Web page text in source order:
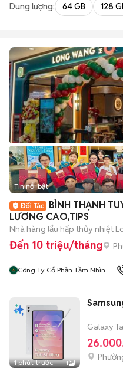
Dung lượng: 64 GB 128
Tin nổi bật
BÌNH THẠNH
LƯƠNG CAO,TIPS
Nhà hàng lẩu hấp thủy nhiệt
Đến 10 triệu/tháng
Công Ty Cổ Phần Tầm Nhìn
1 phút trước 1
Galaxy